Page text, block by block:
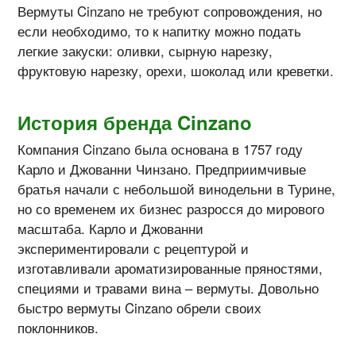
Вермуты Cinzano не требуют сопровождения, но
если необходимо, то к напитку можно подать
легкие закуски: оливки, сырную нарезку,
фруктовую нарезку, орехи, шоколад или креветки.
История бренда Cinzano
Компания Cinzano была основана в 1757 году
Карло и Джованни Чинзано. Предприимчивые
братья начали с небольшой винодельни в Турине,
но со временем их бизнес разросся до мирового
масштаба. Карло и Джованни
экспериментировали с рецептурой и
изготавливали ароматизированные пряностями,
специями и травами вина – вермуты. Довольно
быстро вермуты Cinzano обрели своих
поклонников.